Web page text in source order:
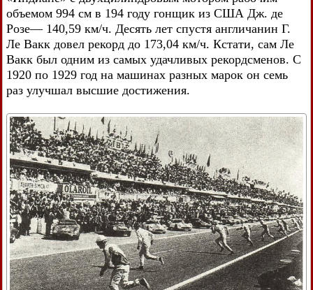
объемом 994 см в 194 году гонщик из США Дж. де
Розе— 140,59 км/ч. Десять лет спустя англичанин Г.
Ле Вакк довел рекорд до 173,04 км/ч. Кстати, сам Ле
Вакк был одним из самых удачливых рекордсменов. С
1920 по 1929 год на машинах разных марок он семь
раз улучшал высшие достижения.